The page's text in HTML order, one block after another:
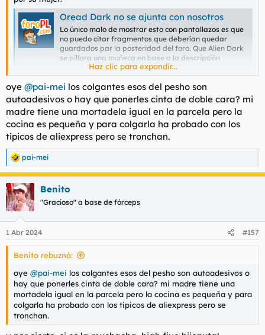
Oread Dark no se ajunta con nosotros
Lo único malo de mostrar esto con pantallazos es que
no puedo citar fragmentos que deberían quedar
guardados par la posteridad del foro. Que Alien Dark
se pillara una muñeca en base a la descripción
antigua (que ni recuerdo) de Dakilla es hasta natural a
estas alturas. Y asumir esa naturalidad...
foropl.com
Ver el archivos adjunto 159433
Haz clic para expandir...
oye @pai-mei los colgantes esos del pesho son
autoadesivos o hay que ponerles cinta de doble cara? mi
madre tiene una mortadela igual en la parcela pero la
cocina es pequeña y para colgarla ha probado con los
tipicos de aliexpress pero se tronchan.
R
e
a
c
c
i
e
s
pai-mei
Benito
"Gracioso" a base de fórceps
1 Abr 2024 #157
Benito rebuznó:
oye @pai-mei los colgantes esos del pesho son autoadesivos o
hay que ponerles cinta de doble cara? mi madre tiene una
mortadela igual en la parcela pero la cocina es pequeña y para
colgarla ha probado con los tipicos de aliexpress pero se
tronchan.